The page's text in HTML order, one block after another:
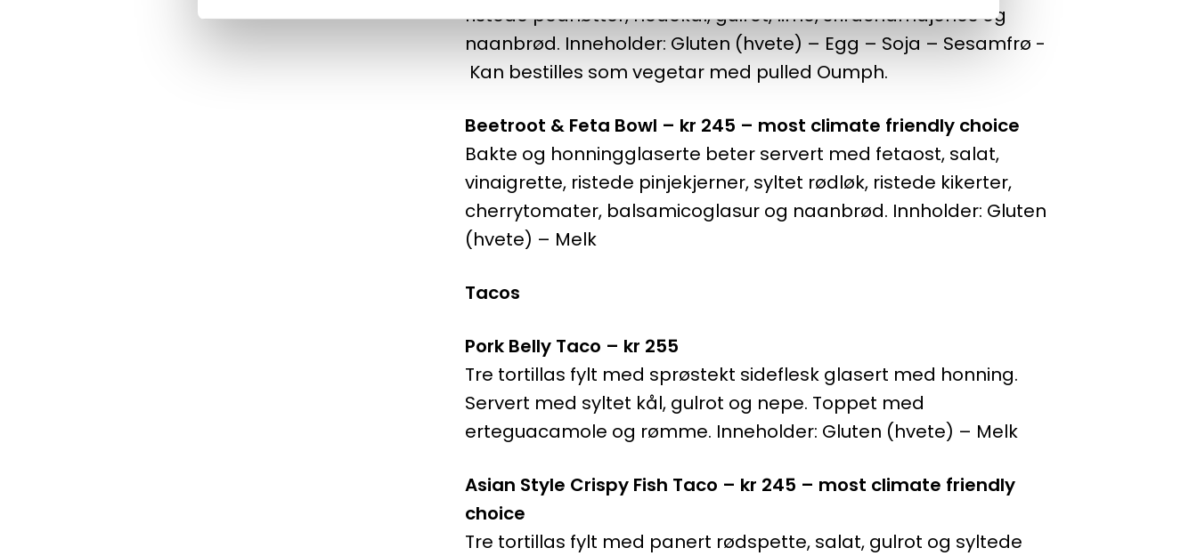
ristede peanøtter, hodekål, gulrot, lime, srirachamajones og
naanbrød. Inneholder: Gluten (hvete) – Egg – Soja – Sesamfrø -
Kan bestilles som vegetar med pulled Oumph.
Beetroot & Feta Bowl – kr 245 – most climate friendly choice
Bakte og honningglaserte beter servert med fetaost, salat,
vinaigrette, ristede pinjekjerner, syltet rødløk, ristede kikerter,
cherrytomater, balsamicoglasur og naanbrød. Innholder: Gluten
(hvete) – Melk
Tacos
Pork Belly Taco – kr 255
Tre tortillas fylt med sprøstekt sideflesk glasert med honning.
Servert med syltet kål, gulrot og nepe. Toppet med
erteguacamole og rømme. Inneholder: Gluten (hvete) – Melk
Asian Style Crispy Fish Taco – kr 245 – most climate friendly
choice
Tre tortillas fylt med panert rødspette, salat, gulrot og syltede